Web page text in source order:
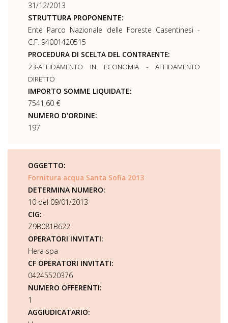
31/12/2013
STRUTTURA PROPONENTE:
Ente Parco Nazionale delle Foreste Casentinesi -
C.F. 94001420515
PROCEDURA DI SCELTA DEL CONTRAENTE:
23-AFFIDAMENTO IN ECONOMIA - AFFIDAMENTO
DIRETTO
IMPORTO SOMME LIQUIDATE:
7541,60 €
NUMERO D'ORDINE:
197
OGGETTO:
Fornitura acqua Santa Sofia 2013
DETERMINA NUMERO:
10 del 09/01/2013
CIG:
Z9B081B622
OPERATORI INVITATI:
Hera spa
CF OPERATORI INVITATI:
04245520376
NUMERO OFFERENTI:
1
AGGIUDICATARIO: